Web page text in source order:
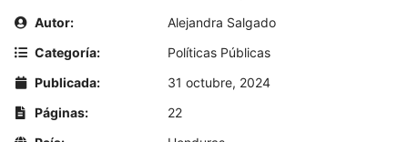
Autor:
Alejandra Salgado
Categoría:
Políticas Públicas
Publicada:
31 octubre, 2024
Páginas:
22